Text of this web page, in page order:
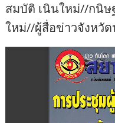
สมบัติ เนินใหม่//กนิ
ใหม่//ผู้สื่อข่าวจังหวั